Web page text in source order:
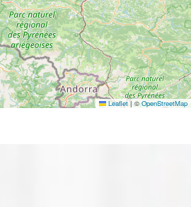
Leaflet |©OpenStreetMap